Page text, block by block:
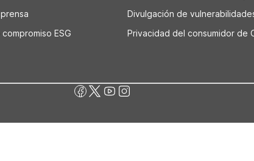
ESG
Divulgación de
Privacidad del consumidor de